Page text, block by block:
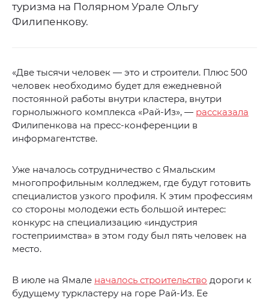
туризма на Полярном Урале Ольгу
Филипенкову.
«Две тысячи человек — это и строители. Плюс 500
человек необходимо будет для ежедневной
постоянной работы внутри кластера, внутри
горнолыжного комплекса «Рай-Из», — рассказала
Филипенкова на пресс-конференции в
информагентстве.
Уже началось сотрудничество с Ямальским
многопрофильным колледжем, где будут готовить
специалистов узкого профиля. К этим профессиям
со стороны молодежи есть большой интерес:
конкурс на специализацию «индустрия
гостеприимства» в этом году был пять человек на
место.
В июле на Ямале началось строительство дороги к
будущему туркластеру на горе Рай-Из. Ее